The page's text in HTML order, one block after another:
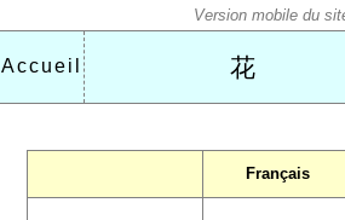
Accueil 花
Français